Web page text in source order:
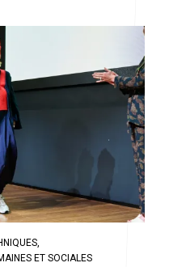
ET SOCIALES